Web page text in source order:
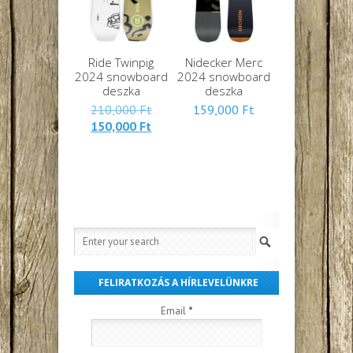
Ride Twinpig
2024 snowboard
deszka
210,000FtEredeti
150,000 Ft
Nidecker Merc
2024 snowboard
deszka
159,000 Ft
FELIRATKOZÁS A HÍRLEVELÜNKRE
Email *